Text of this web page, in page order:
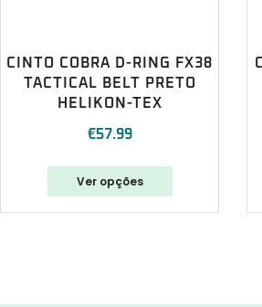
CINTO COBRA D-RING FX38
TACTICAL BELT PRETO
HELIKON-TEX
€57.99
Ver opções